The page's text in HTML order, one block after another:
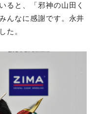
ると、「邪神の山田く
んなに感謝です。永井
た。